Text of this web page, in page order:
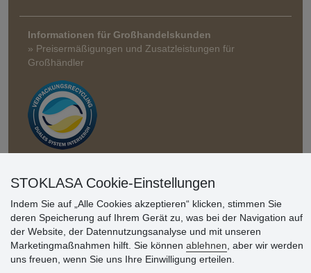
Informationen für Großhandelskunden
» Preisermäßigungen und Zusatzleistungen für
Großhändler
Kundenbewertung
Sehr schöne Ware zu günstigen Preisen. Sehr
netter Kontakt.
Schnelle Lieferung. Alles top.
STOKLASA Cookie-Einstellungen
Indem Sie auf „Alle Cookies akzeptieren“ klicken, stimmen Sie
deren Speicherung auf Ihrem Gerät zu, was bei der Navigation auf
der Website, der Datennutzungsanalyse und mit unseren
Marketingmaßnahmen hilft. Sie können ablehnen , aber wir werden
uns freuen, wenn Sie uns Ihre Einwilligung erteilen.